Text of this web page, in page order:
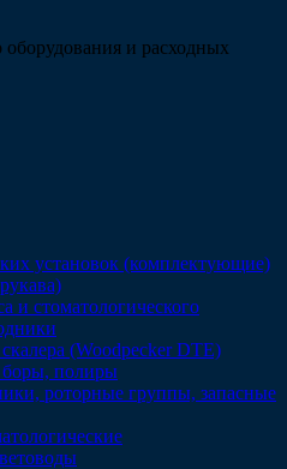
и расходных
установок (комплектующие)
и стоматологического
(Woodpecker DTE)
боры, полиры
роторные группы, запасные